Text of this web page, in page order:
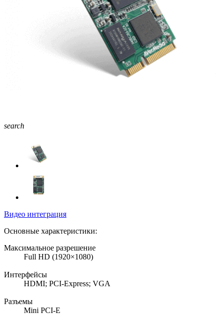
search
Видео интеграция
Основные характеристики:
Максимальное разрешение
Full HD (1920×1080)
Интерфейсы
HDMI; PCI-Express; VGA
Разъемы
Mini PCI-E